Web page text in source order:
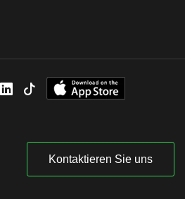
Kontaktieren Sie uns